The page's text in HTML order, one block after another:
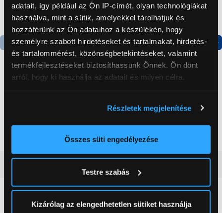
adatait, így például az Ön IP-címét, olyan technológiákat
használva, mint a sütik, amelyekkel tárolhatjuk és
hozzáférünk az Ön adataihoz a készülékén, hogy
személyre szabott hirdetéseket és tartalmakat, hirdetés-
és tartalommérést, közönségbetekintéseket, valamint
termékfejlesztéseket biztosíthassunk Önnek. Ön dönt
arról, hogy ki használja az adatait és milyen célra.
elhelyezkedéséről pár méteres pontossággal
Az Ön készülékén beazonosítása annak konkrét
módjairól és adja meg preferenciáit aRészletek
pontban. Bármikor módosíthatja vagy visszavonhatja a
Sütinyilatkozathoz való hozzájárulását.
Részletek megjelenítése
Összes süti engedélyezése
Testre szabás
Kizárólag az elengedhetetlen sütiket használja
Termék adatlap
199 999 Ft
Termék adatlap
59 999 Ft
0